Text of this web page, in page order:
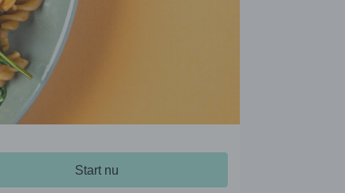
Start nu